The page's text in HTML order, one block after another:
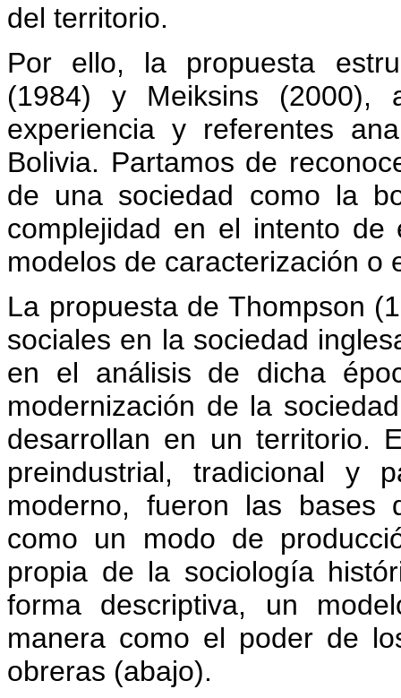
del territorio.
Por ello, la propuesta
(1984) y Meiksins
experiencia y referentes
Bolivia. Partamos de
de una sociedad como la
complejidad en el intento de
modelos de caracterización o
La propuesta de Thompson
sociales en la sociedad
en el análisis de dicha
modernización de la
desarrollan en un territorio.
preindustrial, tradicional y
moderno, fueron las bases
como un modo de
propia de la sociología
forma descriptiva, un
manera como el poder de
obreras (abajo).